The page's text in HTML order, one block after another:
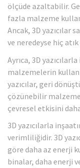
ölçüde azaltabilir.
fazla malzeme
Ancak, 3D yazıcılar
ve neredeyse hiç
Ayrıca, 3D
malzemelerin
yazıcılar, geri
çözünebilir
çevresel etkisini
3D yazıcılarla
verimliliğidir. 3D
göre daha az enerji
binalar, daha enerji